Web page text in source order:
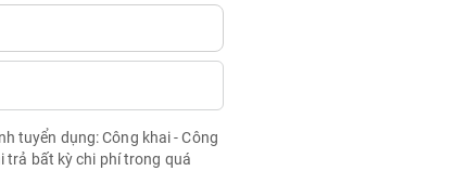
tuyển dụng: Công khai - Công
trả bất kỳ chi phí trong quá